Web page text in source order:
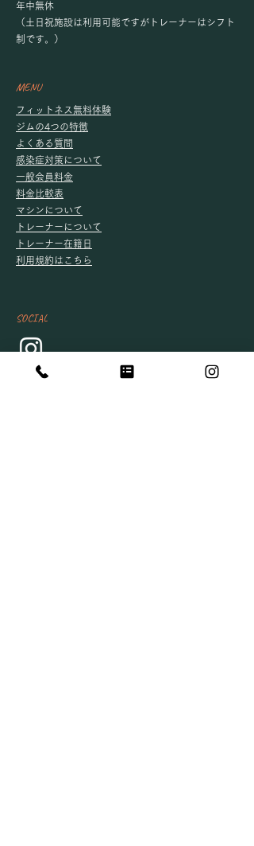
年中無休
（土日祝施設は利用可能ですがトレーナーはシフト
制です。）​
MENU
​ フィットネス無料体験
ジムの4つの特徴
​ よくある質問
感染症対策について
​一般会員料金
料金比較表
​マシンについて
トレーナーについて
​トレーナー在籍日
​ 利用規約はこちら
SOCIAL